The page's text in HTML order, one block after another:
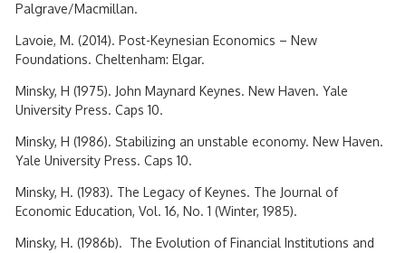
Palgrave/Macmillan.
Lavoie, M. (2014). Post-Keynesian Economics – New
Foundations. Cheltenham: Elgar.
Minsky, H (1975). John Maynard Keynes. New Haven. Yale
University Press. Caps 10.
Minsky, H (1986). Stabilizing an unstable economy. New Haven.
Yale University Press. Caps 10.
Minsky, H. (1983). The Legacy of Keynes. The Journal of
Economic Education, Vol. 16, No. 1 (Winter, 1985).
Minsky, H. (1986b). The Evolution of Financial Institutions and